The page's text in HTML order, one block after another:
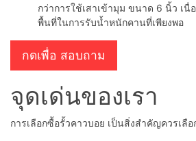
กว่าการใช้เสาเข้ามุม ขนาด 6 นิ้ว เนื่
พื้นที่ในการรับน้ำหนักคานที่เพียงพอ
กดเพื่อ สอบถาม
จุดเด่นของเรา
การเลือกซื้อรั้วคาวบอย เป็นสิ่งสำคัญควรเลื